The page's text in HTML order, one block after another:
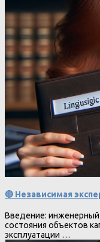
🔴 Независимая
Введение: инженерный
состояния объектов
эксплуатации …